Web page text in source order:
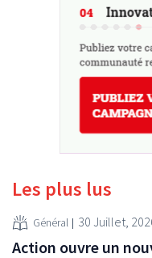
Les plus lus
Général 30 Juillet,
Action ouvre un